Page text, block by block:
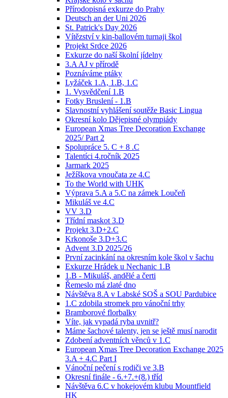
Přírodopisná exkurze do Prahy
Deutsch an der Uni 2026
St. Patrick's Day 2026
Vítězství v kin-ballovém turnaji škol
Projekt Srdce 2026
Exkurze do naší školní jídelny
3.A AJ v přírodě
Poznáváme ptáky
Lyžáček 1.A, 1.B, 1.C
1. Vysvědčení 1.B
Fotky Bruslení - 1.B
Slavnostní vyhlášení soutěže Basic Lingua
Okresní kolo Dějepisné olympiády
European Xmas Tree Decoration Exchange
2025/ Part 2
Spolupráce 5. C + 8 .C
Talentíci 4.ročník 2025
Jarmark 2025
Ježíškova vnoučata ze 4.C
To the World with UHK
Výprava 5.A a 5.C na zámek Loučeň
Mikuláš ve 4.C
VV 3.D
Třídní maskot 3.D
Projekt 3.D+2.C
Krkonoše 3.D+3.C
Advent 3.D 2025/26
První zacinkání na okresním kole škol v šachu
Exkurze Hrádek u Nechanic 1.B
1.B - Mikuláš, andělé a čerti
Řemeslo má zlaté dno
Návštěva 8.A v Labské SOŠ a SOU Pardubice
1.C zdobila stromek pro vánoční trhy
Bramborové florbalky
Víte, jak vypadá ryba uvnitř?
Máme šachové talenty, jen se ještě musí narodit
Zdobení adventních věnců v 1.C
European Xmas Tree Decoration Exchange 2025
3.A + 4.C Part I
Vánoční pečení s rodiči ve 3.B
Okresní finále - 6.+7.+(8.) tříd
Návštěva 6.C v hokejovém klubu Mountfield
HK